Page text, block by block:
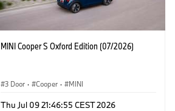
MINI Cooper S Oxford Edition (07/2026)
3 Door · Cooper · MINI
Thu Jul 09 21:46:55 CEST 2026